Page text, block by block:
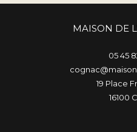
MAISON DE
05 45
19 Place
16100